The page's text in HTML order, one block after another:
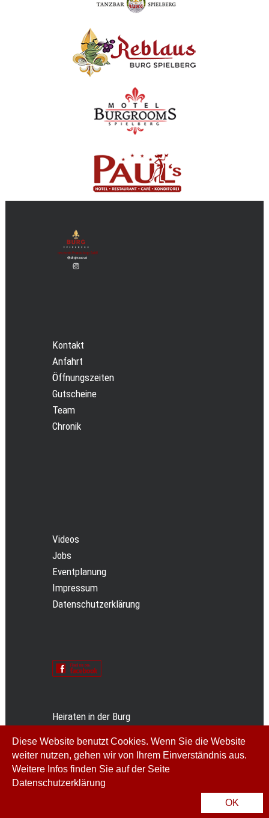
Kontakt
Anfahrt
Öffnungszeiten
Gutscheine
Team
Chronik
Videos
Jobs
Eventplanung
Impressum
Datenschutzerklärung
Heiraten in der Burg
Die Burg
Miss Grand Prix
Diese Website benutzt Cookies. Wenn Sie die Website
weiter nutzen, gehen wir von Ihrem Einverständnis aus.
Weitere Infos finden Sie auf der Seite
Datenschutzerklärung
OK